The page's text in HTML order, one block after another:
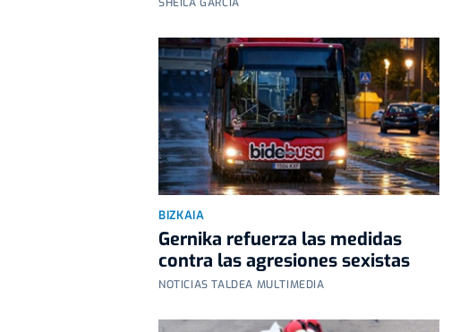
BIZKAIA
Gernika refuerza las medidas
contra las agresiones sexistas
NOTICIAS TALDEA MULTIMEDIA